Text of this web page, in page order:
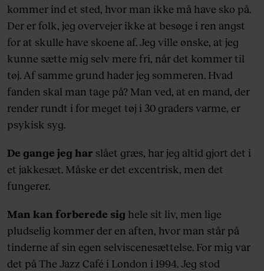
kommer ind et sted, hvor man ikke må have sko på.
Der er folk, jeg overvejer ikke at besøge i ren angst
for at skulle have skoene af. Jeg ville ønske, at jeg
kunne sætte mig selv mere fri, når det kommer til
tøj. Af samme grund hader jeg sommeren. Hvad
fanden skal man tage på? Man ved, at en mand, der
render rundt i for meget tøj i 30 graders varme, er
psykisk syg.
De gange jeg har slået græs, har jeg altid gjort det i
et jakkesæt. Måske er det excentrisk, men det
fungerer.
Man kan forberede sig hele sit liv, men lige
pludselig kommer der en aften, hvor man står på
tinderne af sin egen selviscenesættelse. For mig var
det på The Jazz Café i London i 1994. Jeg stod